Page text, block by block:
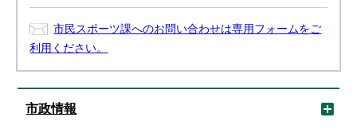
市民スポーツ課へのお問い合わせは専用フォームをご
利用ください。
市政情報